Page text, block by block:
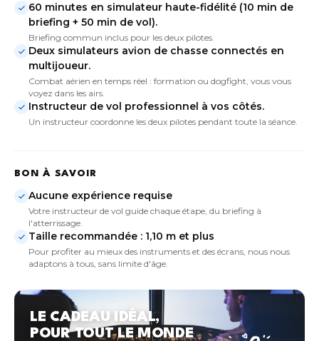
60 minutes en simulateur haute-fidélité (10 min de
briefing + 50 min de vol).
Briefing commun inclus pour les deux pilotes.
Deux simulateurs avion de chasse connectés en
multijoueur.
Combat aérien en temps réel : formation ou dogfight, vous vous
voyez dans les airs.
Instructeur de vol professionnel à vos côtés.
Un instructeur coordonne les deux pilotes pendant toute la séance.
BON À SAVOIR
Aucune expérience requise
Votre instructeur de vol guide chaque étape, du briefing à
l'atterrissage.
Taille recommandée : 1,10 m et plus
Pour profiter au mieux des instruments et des écrans, nous nous
adaptons à tous, sans limite d'âge.
LE CADEAU IDÉAL,
POUR TOUT LE MONDE